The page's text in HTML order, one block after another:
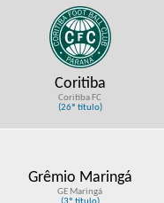
Coritiba
Coritiba FC
(26º título)
Grêmio Maringá
GE Maringá